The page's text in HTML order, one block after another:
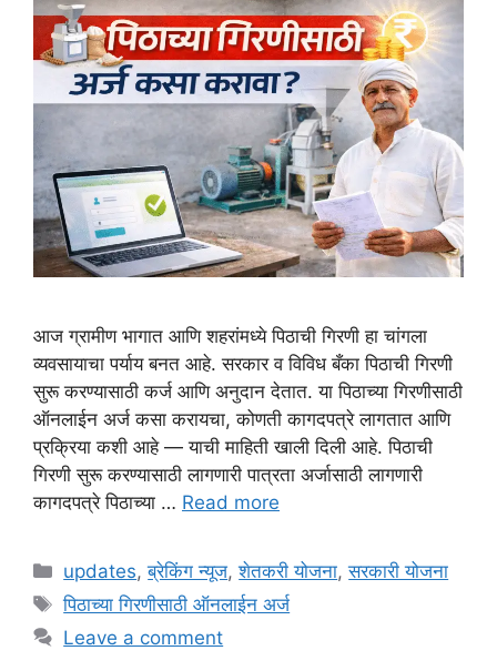
आज ग्रामीण भागात आणि शहरांमध्ये पिठाची गिरणी हा चांगला
व्यवसायाचा पर्याय बनत आहे. सरकार व विविध बँका पिठाची गिरणी
सुरू करण्यासाठी कर्ज आणि अनुदान देतात. या पिठाच्या गिरणीसाठी
ऑनलाईन अर्ज कसा करायचा, कोणती कागदपत्रे लागतात आणि
प्रक्रिया कशी आहे — याची माहिती खाली दिली आहे. पिठाची
गिरणी सुरू करण्यासाठी लागणारी पात्रता अर्जासाठी लागणारी
कागदपत्रे पिठाच्या … Read more
Categories
updates,ब्रेकिंग न्यूज,शेतकरी योजना,सरकारी योजना
Tags
पिठाच्या गिरणीसाठी ऑनलाईन अर्ज
Leave a comment